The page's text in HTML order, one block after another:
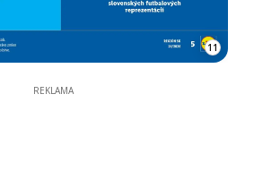
11
REKLAMA